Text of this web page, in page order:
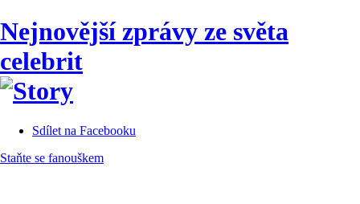
Nejnovější zprávy ze světa
celebrit
Sdílet na Facebooku
Staňte se fanouškem